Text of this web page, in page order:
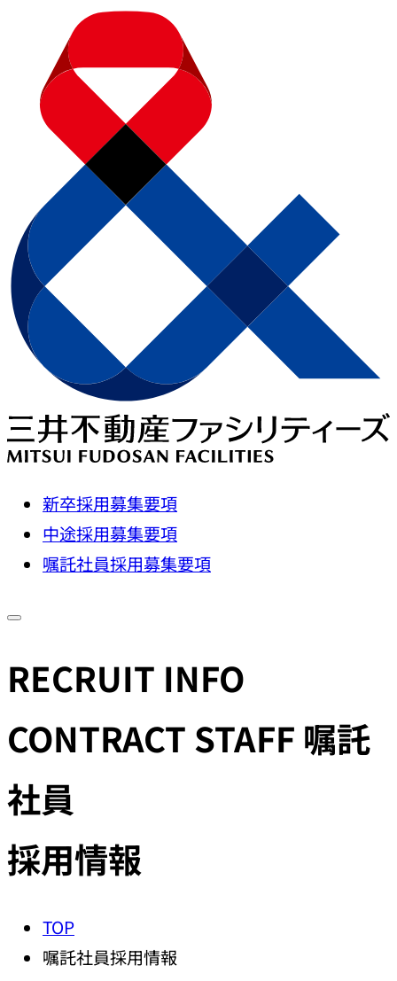
新卒採用募集要項
中途採用募集要項
嘱託社員採用募集要項
RECRUIT INFO
CONTRACT STAFF 嘱託
社員
採用情報
TOP
嘱託社員採用情報